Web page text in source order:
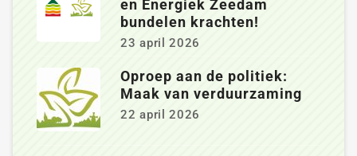
en Energiek Zeedam
bundelen krachten!
23 april 2026
Oproep aan de politiek:
Maak van verduurzaming
22 april 2026